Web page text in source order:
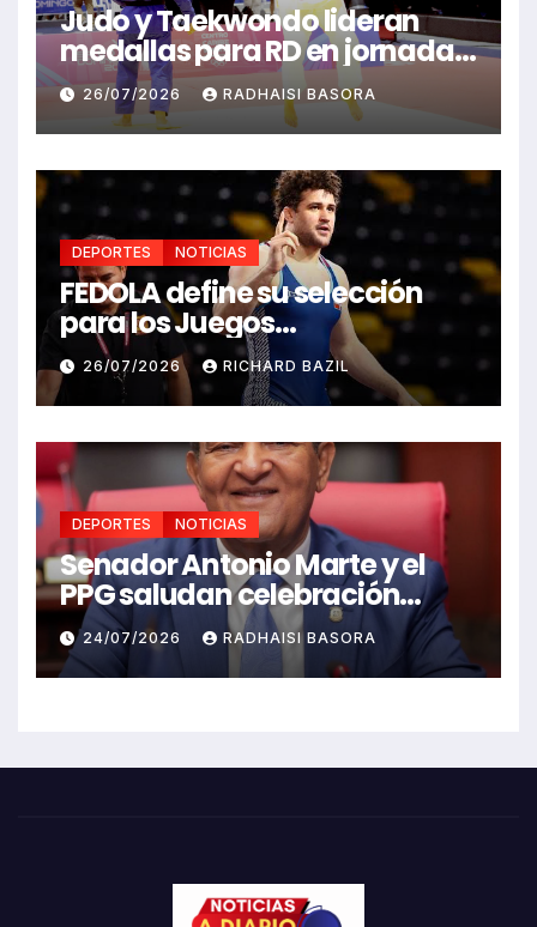
Judo y Taekwondo lideran
medallas para RD en jornada
de Juego Santo Domingo 2026
26/07/2026 RADHAISI BASORA
DEPORTES NOTICIAS
FEDOLA define su selección
para los Juegos
Centroamericanos y del
Caribe Santo Domingo 2026
26/07/2026 RICHARD BAZIL
DEPORTES NOTICIAS
Senador Antonio Marte y el
PPG saludan celebración
Juegos Centroamericanos
24/07/2026 RADHAISI BASORA